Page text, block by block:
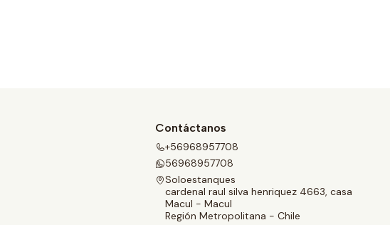
Contáctanos
+56968957708
56968957708
Soloestanques
cardenal raul silva henriquez 4663, casa
Macul - Macul
Región Metropolitana - Chile